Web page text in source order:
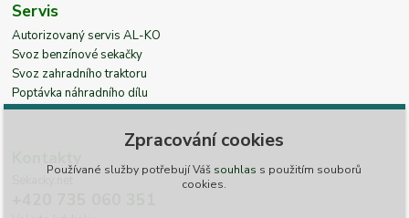
Servis
Autorizovaný servis AL-KO
Svoz benzínové sekačky
Svoz zahradního traktoru
Poptávka náhradního dílu
Zpracování cookies
Používané služby potřebují Váš souhlas s použitím souborů
cookies.